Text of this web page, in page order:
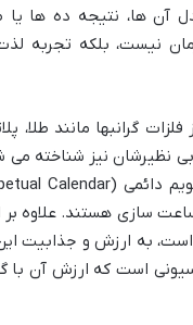
آن ها، نتیجه ده ها
نیست، بلکه تجربه
گرانبها مانند طلا،
بی نظیرشان نیز شناخته
است، به ارزش و جذابیت
است که ارزش آن با